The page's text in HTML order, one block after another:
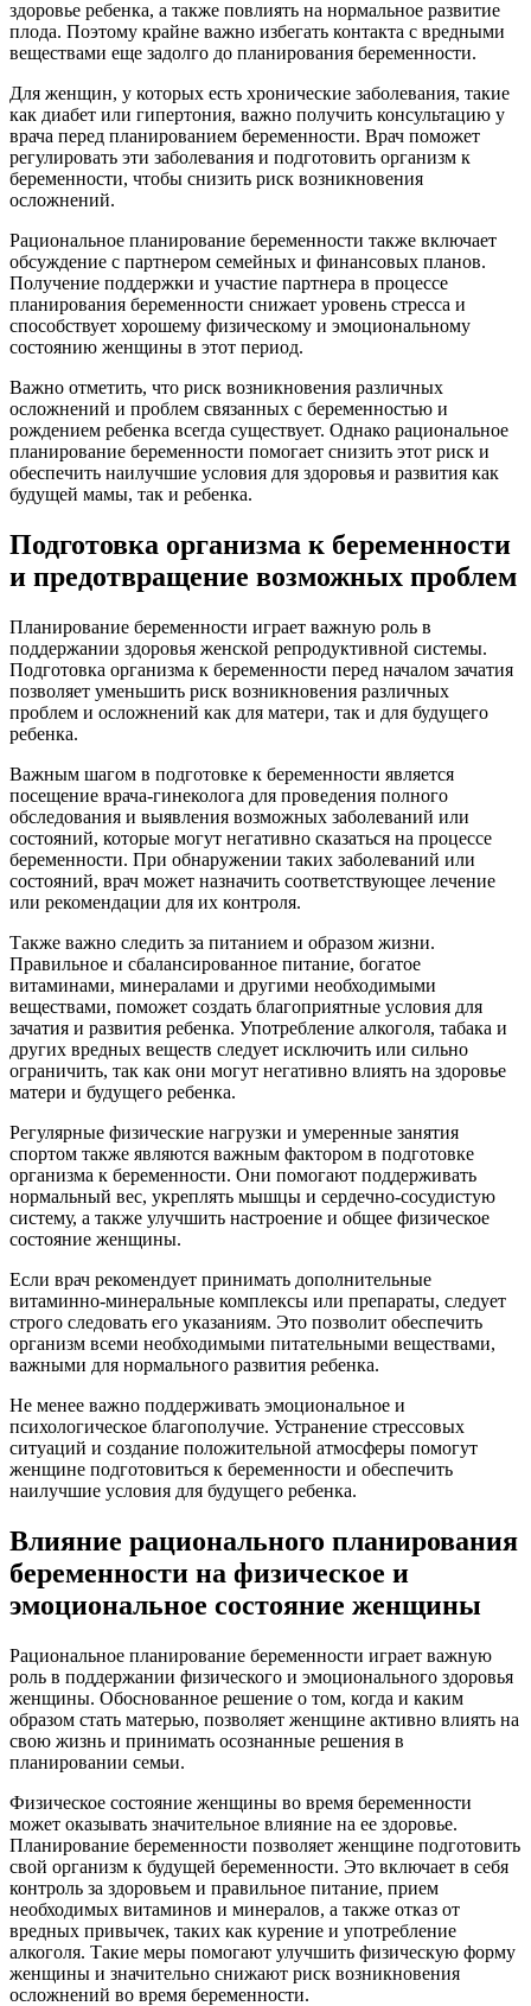
здоровье ребенка, а также повлиять на нормальное развитие
плода. Поэтому крайне важно избегать контакта с вредными
веществами еще задолго до планирования беременности.
Для женщин, у которых есть хронические заболевания, такие
как диабет или гипертония, важно получить консультацию у
врача перед планированием беременности. Врач поможет
регулировать эти заболевания и подготовить организм к
беременности, чтобы снизить риск возникновения
осложнений.
Рациональное планирование беременности также включает
обсуждение с партнером семейных и финансовых планов.
Получение поддержки и участие партнера в процессе
планирования беременности снижает уровень стресса и
способствует хорошему физическому и эмоциональному
состоянию женщины в этот период.
Важно отметить, что риск возникновения различных
осложнений и проблем связанных с беременностью и
рождением ребенка всегда существует. Однако рациональное
планирование беременности помогает снизить этот риск и
обеспечить наилучшие условия для здоровья и развития как
будущей мамы, так и ребенка.
Подготовка организма к беременности
и предотвращение возможных проблем
Планирование беременности играет важную роль в
поддержании здоровья женской репродуктивной системы.
Подготовка организма к беременности перед началом зачатия
позволяет уменьшить риск возникновения различных
проблем и осложнений как для матери, так и для будущего
ребенка.
Важным шагом в подготовке к беременности является
посещение врача-гинеколога для проведения полного
обследования и выявления возможных заболеваний или
состояний, которые могут негативно сказаться на процессе
беременности. При обнаружении таких заболеваний или
состояний, врач может назначить соответствующее лечение
или рекомендации для их контроля.
Также важно следить за питанием и образом жизни.
Правильное и сбалансированное питание, богатое
витаминами, минералами и другими необходимыми
веществами, поможет создать благоприятные условия для
зачатия и развития ребенка. Употребление алкоголя, табака и
других вредных веществ следует исключить или сильно
ограничить, так как они могут негативно влиять на здоровье
матери и будущего ребенка.
Регулярные физические нагрузки и умеренные занятия
спортом также являются важным фактором в подготовке
организма к беременности. Они помогают поддерживать
нормальный вес, укреплять мышцы и сердечно-сосудистую
систему, а также улучшить настроение и общее физическое
состояние женщины.
Если врач рекомендует принимать дополнительные
витаминно-минеральные комплексы или препараты, следует
строго следовать его указаниям. Это позволит обеспечить
организм всеми необходимыми питательными веществами,
важными для нормального развития ребенка.
Не менее важно поддерживать эмоциональное и
психологическое благополучие. Устранение стрессовых
ситуаций и создание положительной атмосферы помогут
женщине подготовиться к беременности и обеспечить
наилучшие условия для будущего ребенка.
Влияние рационального планирования
беременности на физическое и
эмоциональное состояние женщины
Рациональное планирование беременности играет важную
роль в поддержании физического и эмоционального здоровья
женщины. Обоснованное решение о том, когда и каким
образом стать матерью, позволяет женщине активно влиять на
свою жизнь и принимать осознанные решения в
планировании семьи.
Физическое состояние женщины во время беременности
может оказывать значительное влияние на ее здоровье.
Планирование беременности позволяет женщине подготовить
свой организм к будущей беременности. Это включает в себя
контроль за здоровьем и правильное питание, прием
необходимых витаминов и минералов, а также отказ от
вредных привычек, таких как курение и употребление
алкоголя. Такие меры помогают улучшить физическую форму
женщины и значительно снижают риск возникновения
осложнений во время беременности.